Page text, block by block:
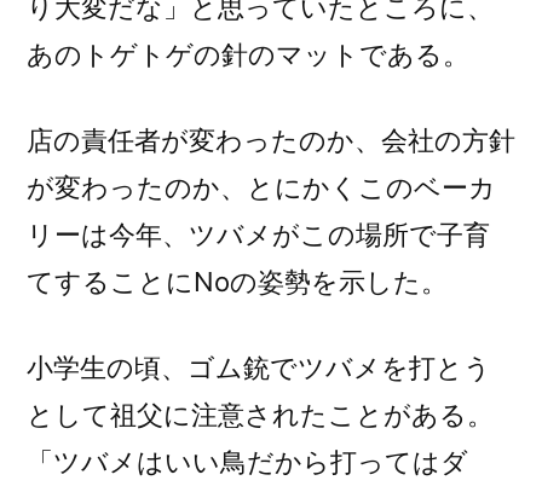
り大変だな」と思っていたところに、
あのトゲトゲの針のマットである。
店の責任者が変わったのか、会社の方針
が変わったのか、とにかくこのベーカ
リーは今年、ツバメがこの場所で子育
てすることにNoの姿勢を示した。
小学生の頃、ゴム銃でツバメを打とう
として祖父に注意されたことがある。
「ツバメはいい鳥だから打ってはダ